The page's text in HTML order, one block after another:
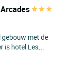
met de
is hotel Les